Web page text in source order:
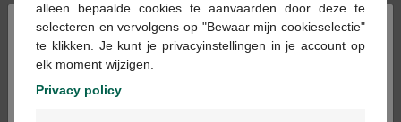
Commander
×
alleen bepaalde cookies te aanvaarden door deze te
selecteren en vervolgens op "Bewaar mijn cookieselectie"
te klikken. Je kunt je privacyinstellingen in je account op
elk moment wijzigen.
Privacy policy